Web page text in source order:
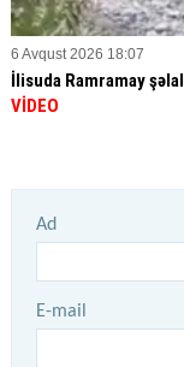
6 Avqust 2026 18:07
İlisuda Ramramay
VİDEO
Ad
E-mail